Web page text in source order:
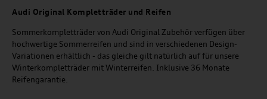
Audi Original Kompletträder und Reifen
Sommerkompletträder von Audi Original Zubehör verfügen über
hochwertige Sommerreifen und sind in verschiedenen Design-
Variationen erhältlich - das gleiche gilt natürlich auf für unsere
Winterkompletträder mit Winterreifen. Inklusive 36 Monate
Reifengarantie.